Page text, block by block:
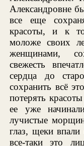
Александровне
все еще
красоты, и к
моложе своих
женщинами,
свежесть
сердца до
сохранить всё
потерять
ее уже
лучистые
глаз, щеки
все-таки это